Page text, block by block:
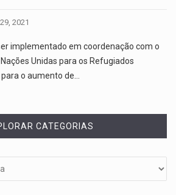
2021
implementado em coordenação com o
Unidas para os Refugiados
o aumento de…
CATEGORIAS